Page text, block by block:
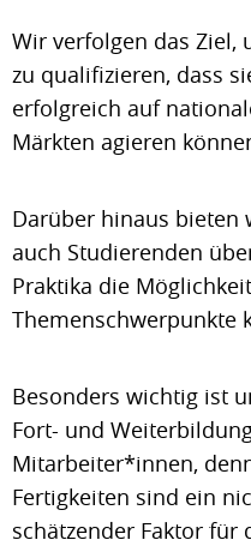
Wir verfolgen das Ziel,
zu qualifizieren, dass
erfolgreich auf
Märkten agieren
Darüber hinaus bieten
auch Studierenden
Praktika die
Themenschwerpunkte
Besonders wichtig ist
Fort- und
Mitarbeiter*innen,
Fertigkeiten sind ein
schätzender Faktor für